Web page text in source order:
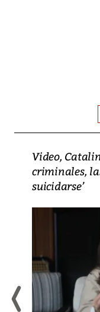
Video,
criminales,
suicidarse’